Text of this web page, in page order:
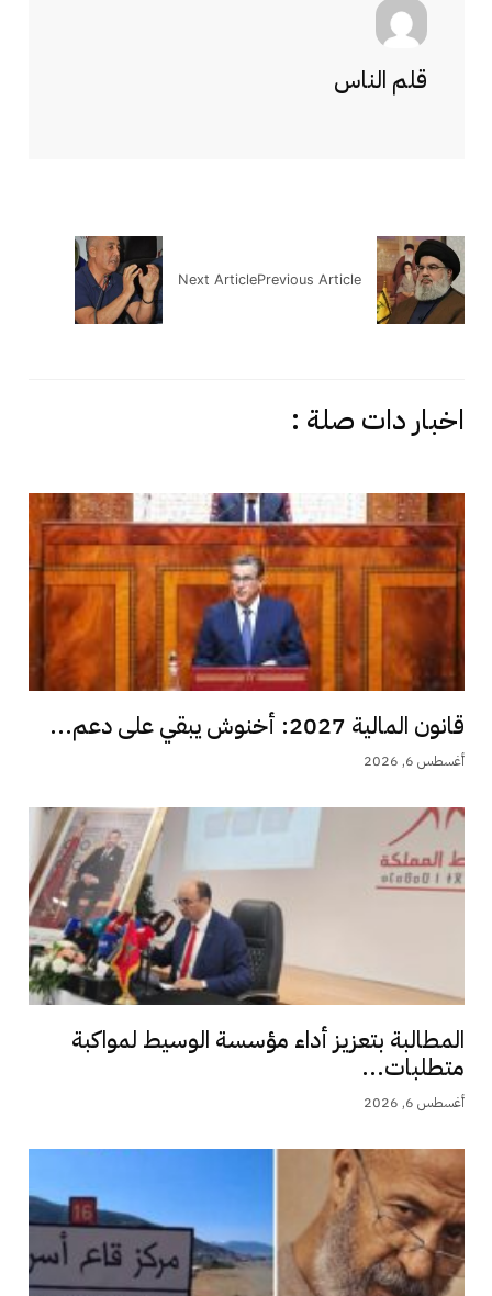
قلم الناس
Previous Article
Next Article
اخبار دات صلة :
قانون المالية 2027: أخنوش يبقي على دعم...
أغسطس 6, 2026
المطالبة بتعزيز أداء مؤسسة الوسيط لمواكبة
متطلبات...
أغسطس 6, 2026